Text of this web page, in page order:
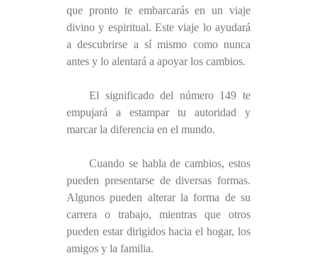
que pronto te embarcarás en un viaje
divino y espiritual. Este viaje lo ayudará
a descubrirse a sí mismo como nunca
antes y lo alentará a apoyar los cambios.
El significado del número 149 te
empujará a estampar tu autoridad y
marcar la diferencia en el mundo.
Cuando se habla de cambios, estos
pueden presentarse de diversas formas.
Algunos pueden alterar la forma de su
carrera o trabajo, mientras que otros
pueden estar dirigidos hacia el hogar, los
amigos y la familia.